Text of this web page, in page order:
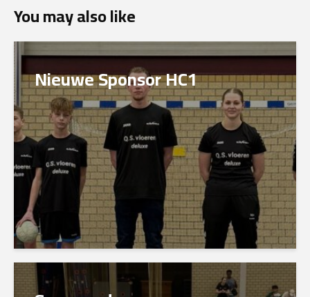
You may also like
Nieuwe Sponsor HC1